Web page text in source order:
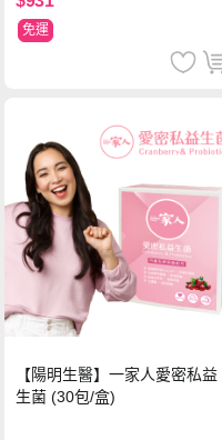
免運
【陽明生醫】一家人愛密私益
生菌 (30包/盒)